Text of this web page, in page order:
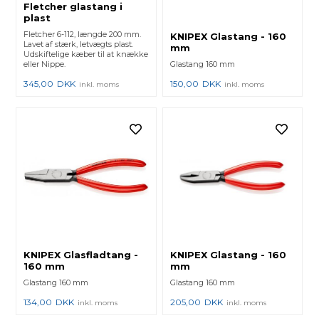
Fletcher glastang i
plast
Fletcher 6-112, længde 200 mm.
Lavet af stærk, letvægts plast.
Udskiftelige kæber til at knække
eller Nippe.
345,00 DKK inkl. moms
KNIPEX Glastang - 160
mm
Glastang 160 mm
150,00 DKK inkl. moms
KNIPEX Glasfladtang -
160 mm
Glastang 160 mm
134,00 DKK inkl. moms
KNIPEX Glastang - 160
mm
Glastang 160 mm
205,00 DKK inkl. moms